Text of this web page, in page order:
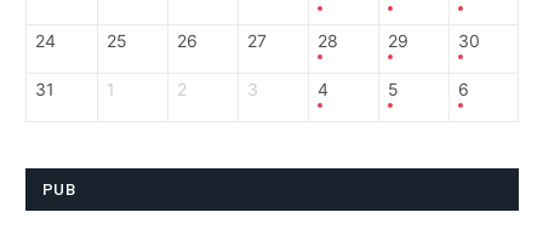
24 25 26 27 28 29 30
31 1 2 3 4 5 6
PUB